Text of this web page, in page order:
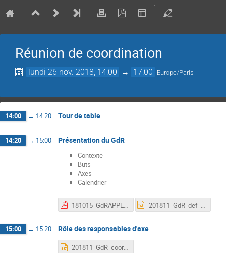
Réunion de coordination
lundi 26 nov. 2018, 14:00 → 17:00 Europe/Paris
14:00 → 14:20 Tour de table
14:20 → 15:00 Présentation du GdR
Contexte
Buts
Axes
Calendrier
15:00 → 15:20 Rôle des responsables d'axe
201811_GdR_coords_axes.pptx